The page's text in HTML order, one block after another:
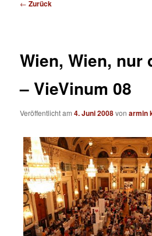
← Zurück
Wien, Wien,
– VieVinum 08
Veröffentlicht am4. Juni 2008vonarmin